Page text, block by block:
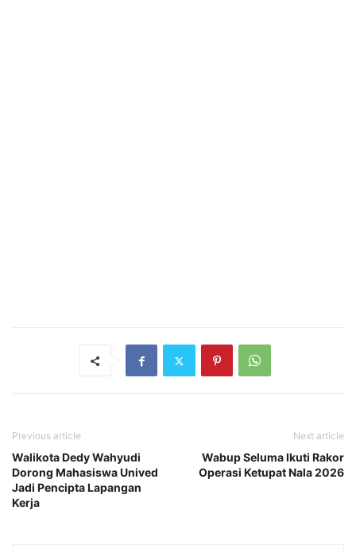
Previous article
Walikota Dedy Wahyudi
Dorong Mahasiswa Unived
Jadi Pencipta Lapangan
Kerja
Next article
Wabup Seluma Ikuti Rakor
Operasi Ketupat Nala 2026